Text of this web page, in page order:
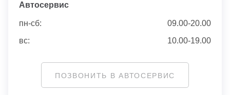
Автосервис
пн-сб:
09.00-20.00
вс:
10.00-19.00
ПОЗВОНИТЬ В АВТОСЕРВИС